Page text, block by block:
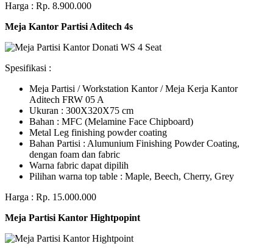
Harga : Rp. 8.900.000
Meja Kantor Partisi Aditech 4s
Spesifikasi :
Meja Partisi / Workstation Kantor / Meja Kerja Kantor
Aditech FRW 05 A
Ukuran : 300X320X75 cm
Bahan : MFC (Melamine Face Chipboard)
Metal Leg finishing powder coating
Bahan Partisi : Alumunium Finishing Powder Coating,
dengan foam dan fabric
Warna fabric dapat dipilih
Pilihan warna top table : Maple, Beech, Cherry, Grey
Harga : Rp. 15.000.000
Meja Partisi Kantor Hightpopint